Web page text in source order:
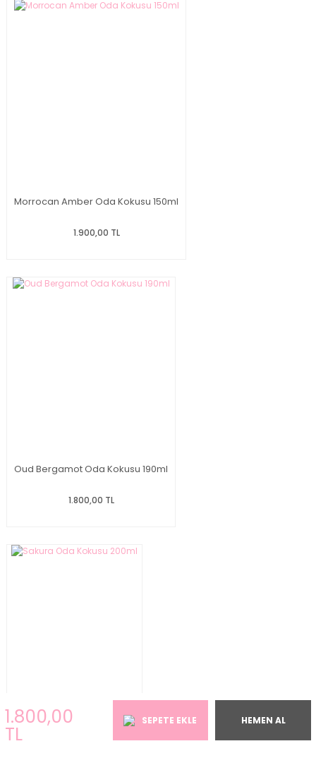
Morrocan Amber Oda Kokusu 150ml
1.900,00 TL
Oud Bergamot Oda Kokusu 190ml
1.800,00 TL
Sakura Oda Kokusu 200ml
1.800,00
TL
SEPETE EKLE HEMEN AL